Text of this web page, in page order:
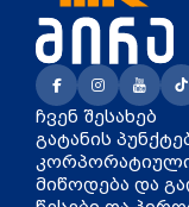
ჩვენ შესახებ
გატანის
კორპორატიული
მიწოდება და